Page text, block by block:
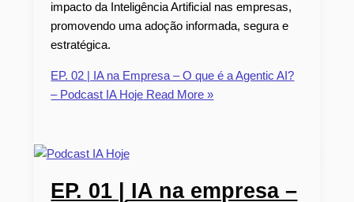
impacto da Inteligência Artificial nas empresas,
promovendo uma adoção informada, segura e
estratégica.
EP. 02 | IA na Empresa – O que é a Agentic AI?
– Podcast IA Hoje Read More »
EP. 01 | IA na empresa –